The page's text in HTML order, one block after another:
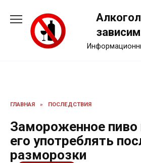
содержанию
ГЛАВНАЯ » ПОСЛЕДСТВИЯ
Замороженное
его употреблять
разморозки